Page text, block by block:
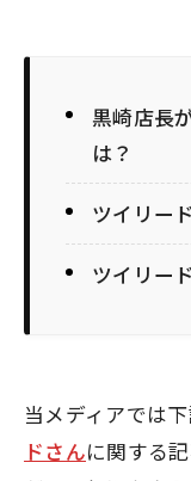
黒崎店長
は？
ツイリー
ツイリー
当メディアでは
ドさんに関する